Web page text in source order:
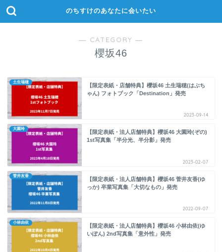
のちすけのあなたに会いたい
― CATEGORY ―
櫻坂46
土生瑞穂
【限定表紙・店舗特典】櫻坂46 土生瑞穂(はぶち
ゃん) フォトブック「Destination」発売
2023-09-14
大園玲
【限定表紙・法人店舗特典】櫻坂46 大園玲(ぞの)
1st写真集「半分光、半分影」発売
2023-02-07
菅井友香
【限定表紙・法人店舗特典】櫻坂46 菅井友香(ゆ
っか) 卒業写真集「大切なもの」発売
2022-09-07
小林由依
【限定表紙・法人店舗特典】櫻坂46 小林由依(ゆ
いぽん) 2nd写真集「意外性」発売